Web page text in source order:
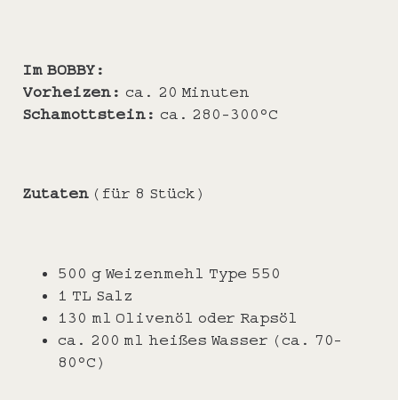
Im BOBBY:
Vorheizen: ca. 20 Minuten
Schamottstein: ca. 280-300°C
Zutaten(für 8 Stück)
500 g Weizenmehl Type 550
1 TL Salz
130 ml Olivenöl oder Rapsöl
ca. 200 ml heißes Wasser (ca. 70-
80°C)